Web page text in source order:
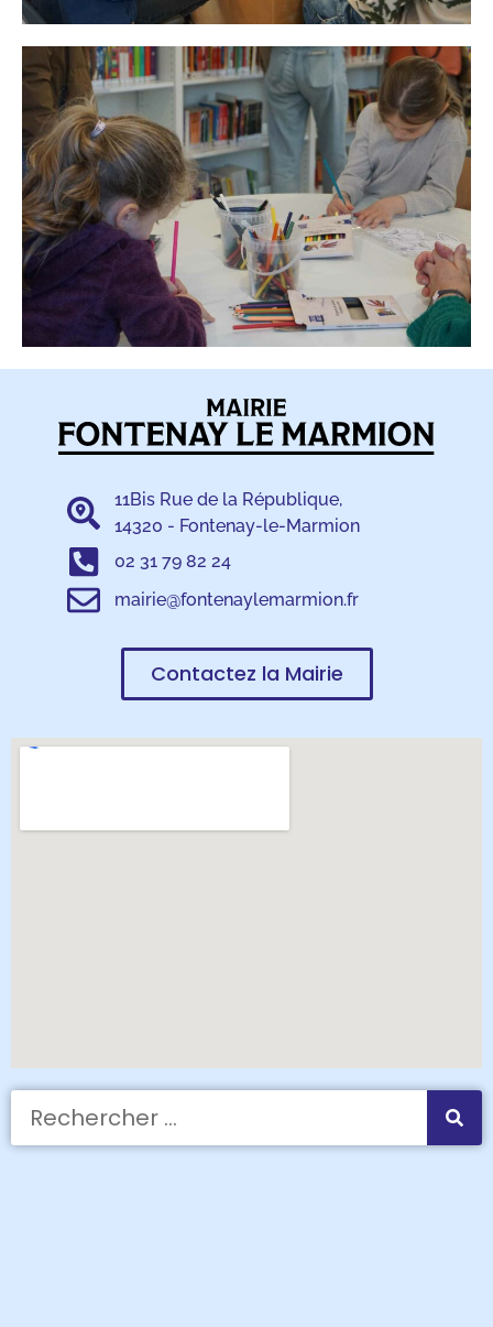
11Bis Rue de la République,
14320 - Fontenay-le-Marmion
02 31 79 82 24
mairie@fontenaylemarmion.fr
Contactez la Mairie